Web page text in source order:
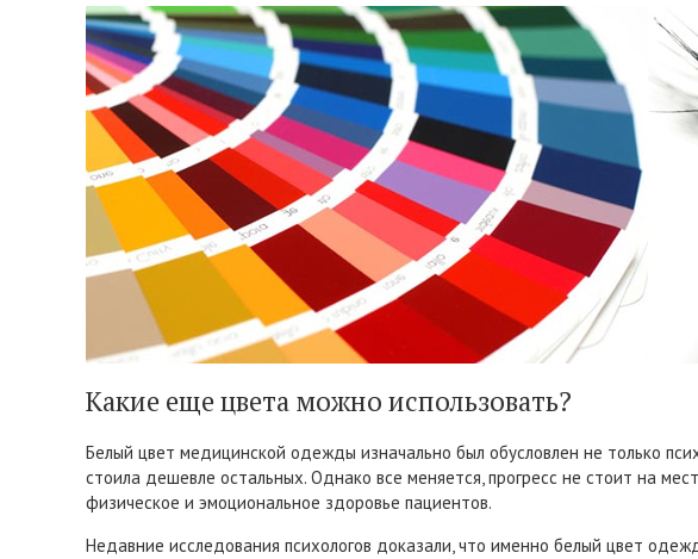
Какие еще цвета можно использовать?
Белый цвет медицинской одежды изначально был обусловлен не только
стоила дешевле остальных. Однако все меняется, прогресс не стоит на
физическое и эмоциональное здоровье пациентов.
Недавние исследования психологов доказали, что именно белый цвет